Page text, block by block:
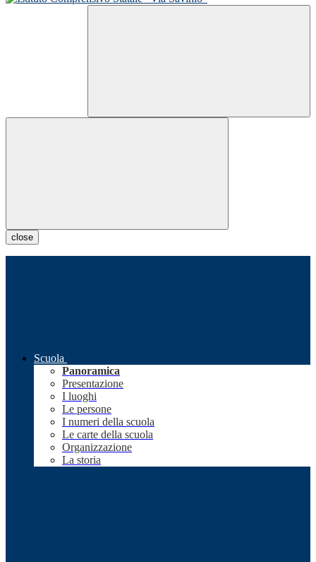
close
Scuola
Panoramica
Presentazione
I luoghi
Le persone
I numeri della scuola
Le carte della scuola
Organizzazione
La storia